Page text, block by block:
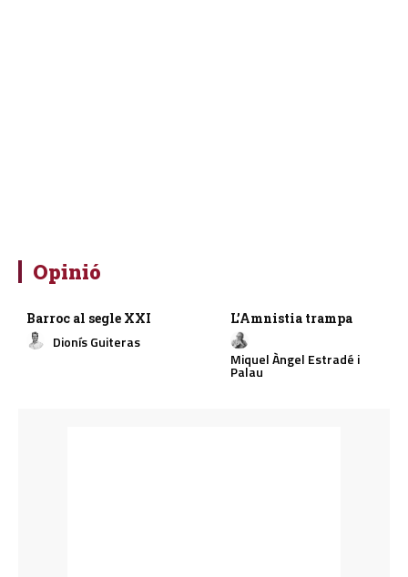
Opinió
Barroc al segle XXI
Dionís Guiteras
L’Amnistia trampa
Miquel Àngel Estradé i
Palau